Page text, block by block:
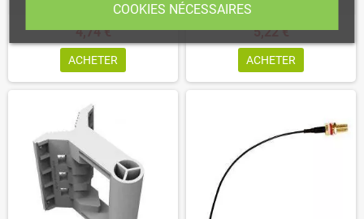
4,74 €
ACHETER
5,22 €
ACHETER
COOKIES NÉCESSAIRES